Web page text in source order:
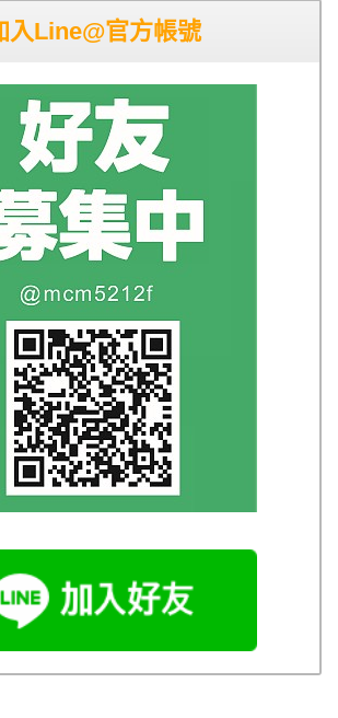
入Line@官方帳號